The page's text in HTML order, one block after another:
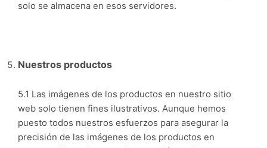
solo se almacena en esos servidores.
Nuestros productos
5.1 Las imágenes de los productos en nuestro sitio
web solo tienen fines ilustrativos. Aunque hemos
puesto todos nuestros esfuerzos para asegurar la
precisión de las imágenes de los productos en